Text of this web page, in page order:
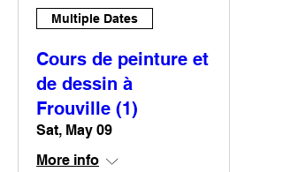
Multiple Dates
Cours de peinture et
de dessin à
Frouville (1)
Sat, May 09
More info